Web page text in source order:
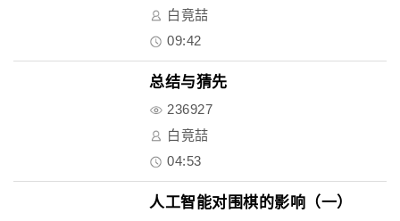
白竟喆
09:42
总结与猜先
236927
白竟喆
04:53
人工智能对围棋的影响（一）